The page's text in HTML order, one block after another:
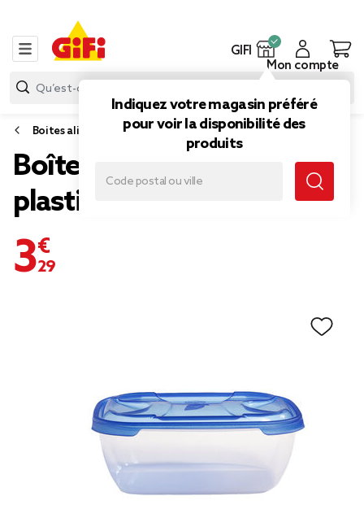
GIFI
Indiquez votre magasin préféré
pour voir la disponibilité des
produits
Mon compte
Boites alimentaires et bocaux
Boîte alimentaire
plastique 3L
3,29 €